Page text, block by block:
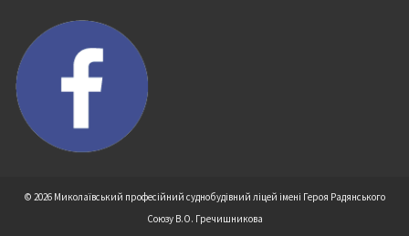
© 2026 Миколаївський професійний суднобудівний ліцей імені Героя Радянського
Союзу В.О. Гречишникова